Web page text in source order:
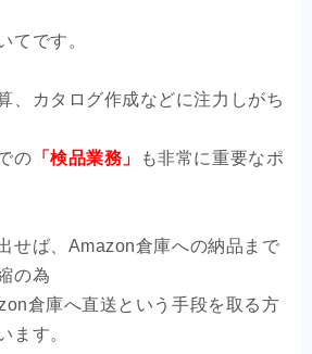
てです。
、カタログ作成などに注力しがち
の 「検品業務」
も非常に重要なポ
せば、Amazon倉庫への納品まで
の為
倉庫へ直送という手段を取る方
ます。